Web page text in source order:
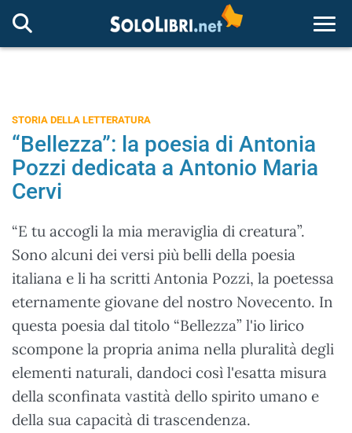
STORIA DELLA LETTERATURA
“Bellezza”: la poesia di Antonia
Pozzi dedicata a Antonio Maria
Cervi
“E tu accogli la mia meraviglia di creatura”.
Sono alcuni dei versi più belli della poesia
italiana e li ha scritti Antonia Pozzi, la poetessa
eternamente giovane del nostro Novecento. In
questa poesia dal titolo “Bellezza” l'io lirico
scompone la propria anima nella pluralità degli
elementi naturali, dandoci così l'esatta misura
della sconfinata vastità dello spirito umano e
della sua capacità di trascendenza.